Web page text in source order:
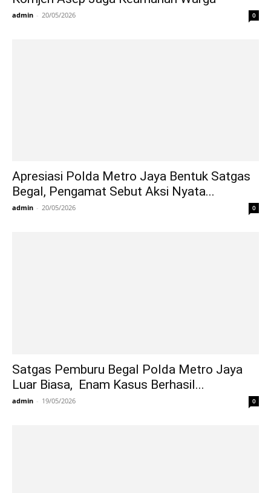
admin - 20/05/2026 0
Apresiasi Polda Metro Jaya Bentuk Satgas
Begal, Pengamat Sebut Aksi Nyata...
admin - 20/05/2026 0
Satgas Pemburu Begal Polda Metro Jaya
Luar Biasa, Enam Kasus Berhasil...
admin - 19/05/2026 0